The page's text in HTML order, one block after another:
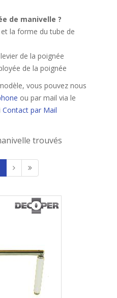
de manivelle ?
la forme du tube de
de la poignée
de la poignée
vous pouvez nous
ou par mail via le
Contact par Mail
trouvés